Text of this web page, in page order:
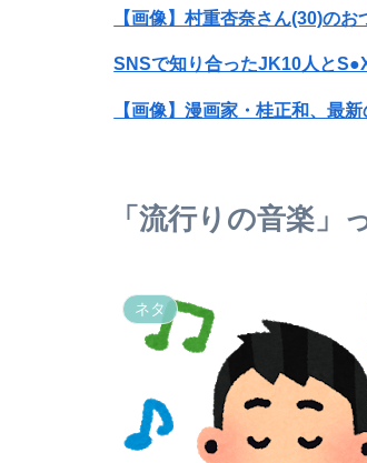
【画像】村重杏奈さん(30)の
SNSで知り合ったJK10人と
【衝撃】ワイのパッパ、会社
【悲報】東科大医学部卒の美
SES10年目のワイ、転職するか
これしとくと、後が楽だよ、っ
ドイツ空港のウクライナ機に
「流行りの音楽」
ネタ